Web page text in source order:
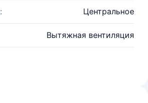
Центральное
Вытяжная вентиляция